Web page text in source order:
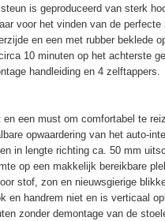
is geproduceerd van sterk
voor het vinden van de
en een met rubber beklede
10 minuten op het achterste
handleiding en 4 zelftappers.
een must om comfortabel te
opwaardering van het auto-
in lengte richting ca. 50 mm
op een makkelijk bereikbare
stof, zon en nieuwsgierige
en handrem niet en is verticaal
zonder demontage van de